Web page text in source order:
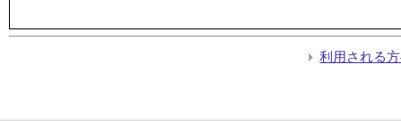
利用される